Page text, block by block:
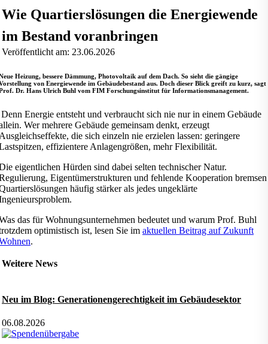
Wie Quartierslösungen die Energiewende
im Bestand voranbringen
Veröffentlicht am: 23.06.2026
Heizung, bessere Dämmung, Photovoltaik auf dem Dach. So sieht die gängige
von Energiewende im Gebäudebestand aus. Doch dieser Blick greift zu kurz, sagt
Dr. Hans Ulrich Buhl vom FIM Forschungsinstitut für Informationsmanagement.
Denn Energie entsteht und verbraucht sich nie nur in einem Gebäude
Wer mehrere Gebäude gemeinsam denkt, erzeugt
die sich einzeln nie erzielen lassen: geringere
effizientere Anlagengrößen, mehr Flexibilität.
eigentlichen Hürden sind dabei selten technischer Natur.
Eigentümerstrukturen und fehlende Kooperation bremsen
häufig stärker als jedes ungeklärte
das für Wohnungsunternehmen bedeutet und warum Prof. Buhl
optimistisch ist, lesen Sie im aktuellen Beitrag auf Zukunft
.
Weitere News
Neu im Blog: Generationengerechtigkeit im Gebäudesektor
06.08.2026